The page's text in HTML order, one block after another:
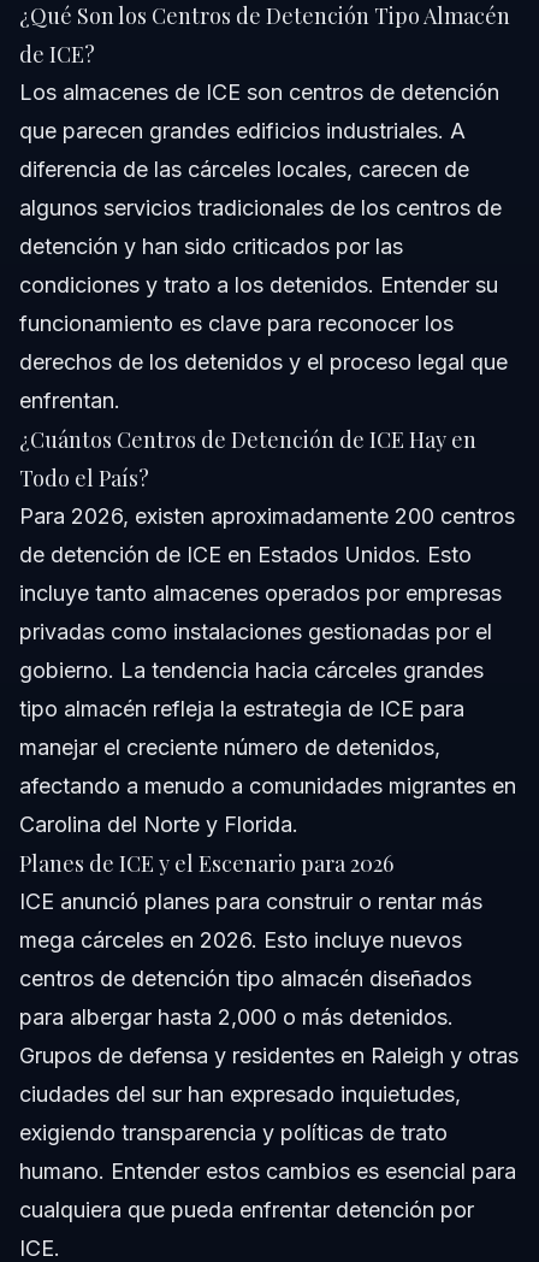
¿Qué Son los Centros de Detención Tipo Almacén
de ICE?
Los almacenes de ICE son centros de detención
que parecen grandes edificios industriales. A
diferencia de las cárceles locales, carecen de
algunos servicios tradicionales de los centros de
detención y han sido criticados por las
condiciones y trato a los detenidos. Entender su
funcionamiento es clave para reconocer los
derechos de los detenidos y el proceso legal que
enfrentan.
¿Cuántos Centros de Detención de ICE Hay en
Todo el País?
Para 2026, existen aproximadamente 200 centros
de detención de ICE en Estados Unidos. Esto
incluye tanto almacenes operados por empresas
privadas como instalaciones gestionadas por el
gobierno. La tendencia hacia cárceles grandes
tipo almacén refleja la estrategia de ICE para
manejar el creciente número de detenidos,
afectando a menudo a comunidades migrantes en
Carolina del Norte y Florida.
Planes de ICE y el Escenario para 2026
ICE anunció planes para construir o rentar más
mega cárceles en 2026. Esto incluye nuevos
centros de detención tipo almacén diseñados
para albergar hasta 2,000 o más detenidos.
Grupos de defensa y residentes en Raleigh y otras
ciudades del sur han expresado inquietudes,
exigiendo transparencia y políticas de trato
humano. Entender estos cambios es esencial para
cualquiera que pueda enfrentar detención por
ICE.